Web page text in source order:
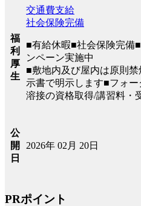
福
利
厚
生
交通費支給
社会保険完備
■有給休暇■社会保険完備
ンペーン実施中
■敷地内及び屋内は原則
示書で明示します■フォ
溶接の資格取得/講習料・
公
開
日
2026年 02月 20日
PRポイント